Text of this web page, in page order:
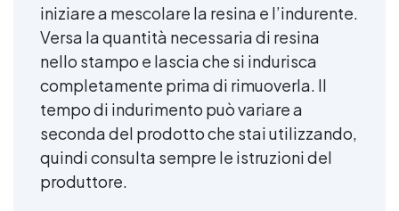
iniziare a mescolare la resina e l’indurente.
Versa la quantità necessaria di resina
nello stampo e lascia che si indurisca
completamente prima di rimuoverla. Il
tempo di indurimento può variare a
seconda del prodotto che stai utilizzando,
quindi consulta sempre le istruzioni del
produttore.